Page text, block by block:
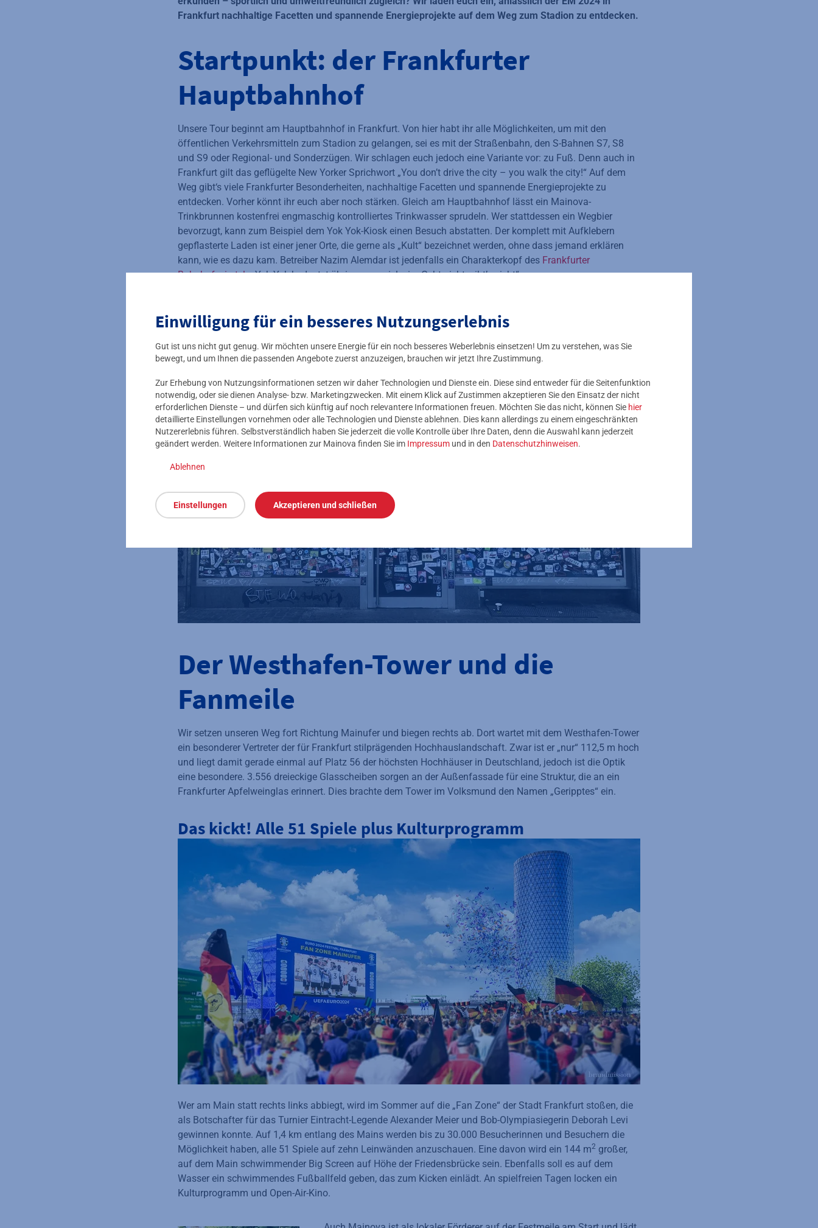
Einwilligung für ein besseres Nutzungserlebnis
Gut ist uns nicht gut genug. Wir möchten unsere Energie für ein noch besseres Weberlebnis einsetzen! Um zu verstehen, was Sie
bewegt, und um Ihnen die passenden Angebote zuerst anzuzeigen, brauchen wir jetzt Ihre Zustimmung.
Zur Erhebung von Nutzungsinformationen setzen wir daher Technologien und Dienste ein. Diese sind entweder für die Seitenfunktion
notwendig, oder sie dienen Analyse- bzw. Marketingzwecken. Mit einem Klick auf Zustimmen akzeptieren Sie den Einsatz der nicht
erforderlichen Dienste – und dürfen sich künftig auf noch relevantere Informationen freuen. Möchten Sie das nicht, können Sie hier
detaillierte Einstellungen vornehmen oder alle Technologien und Dienste ablehnen. Dies kann allerdings zu einem eingeschränkten
Nutzererlebnis führen. Selbstverständlich haben Sie jederzeit die volle Kontrolle über Ihre Daten, denn die Auswahl kann jederzeit
geändert werden. Weitere Informationen zur Mainova finden Sie im Impressum und in den Datenschutzhinweisen.
Ablehnen
Einstellungen Akzeptieren und schließen
Frankfurt nachhaltige Facetten und spannende Energieprojekte auf dem Weg zum Stadion zu entdecken.
Startpunkt: der Frankfurter
Hauptbahnhof
Unsere Tour beginnt am Hauptbahnhof in Frankfurt. Von hier habt ihr alle Möglichkeiten, um mit den
öffentlichen Verkehrsmitteln zum Stadion zu gelangen, sei es mit der Straßenbahn, den S-Bahnen S7, S8
und S9 oder Regional- und Sonderzügen. Wir schlagen euch jedoch eine Variante vor: zu Fuß. Denn auch in
Frankfurt gilt das geflügelte New Yorker Sprichwort „You don’t drive the city – you walk the city!“ Auf dem
Weg gibt‘s viele Frankfurter Besonderheiten, nachhaltige Facetten und spannende Energieprojekte zu
entdecken. Vorher könnt ihr euch aber noch stärken. Gleich am Hauptbahnhof lässt ein Mainova-
Trinkbrunnen kostenfrei engmaschig kontrolliertes Trinkwasser sprudeln. Wer stattdessen ein Wegbier
bevorzugt, kann zum Beispiel dem Yok Yok-Kiosk einen Besuch abstatten. Der komplett mit Aufklebern
gepflasterte Laden ist einer jener Orte, die gerne als „Kult“ bezeichnet werden, ohne dass jemand erklären
kann, wie es dazu kam. Betreiber Nazim Alemdar ist jedenfalls ein Charakterkopf des Frankfurter
Bahnhofsviertels. Yok Yok bedeutet übrigens so viel wie „Geht nicht, gibt’s nicht“.
Der Westhafen-Tower und die
Fanmeile
Wir setzen unseren Weg fort Richtung Mainufer und biegen rechts ab. Dort wartet mit dem Westhafen-Tower
ein besonderer Vertreter der für Frankfurt stilprägenden Hochhauslandschaft. Zwar ist er „nur“ 112,5 m hoch
und liegt damit gerade einmal auf Platz 56 der höchsten Hochhäuser in Deutschland, jedoch ist die Optik
eine besondere. 3.556 dreieckige Glasscheiben sorgen an der Außenfassade für eine Struktur, die an ein
Frankfurter Apfelweinglas erinnert. Dies brachte dem Tower im Volksmund den Namen „Geripptes“ ein.
Das kickt! Alle 51 Spiele plus Kulturprogramm
Wer am Main statt rechts links abbiegt, wird im Sommer auf die „Fan Zone“ der Stadt Frankfurt stoßen, die
als Botschafter für das Turnier Eintracht-Legende Alexander Meier und Bob-Olympiasiegerin Deborah Levi
gewinnen konnte. Auf 1,4 km entlang des Mains werden bis zu 30.000 Besucherinnen und Besuchern die
Möglichkeit haben, alle 51 Spiele auf zehn Leinwänden anzuschauen. Eine davon wird ein 144 m2 großer,
auf dem Main schwimmender Big Screen auf Höhe der Friedensbrücke sein. Ebenfalls soll es auf dem
Wasser ein schwimmendes Fußballfeld geben, das zum Kicken einlädt. An spielfreien Tagen locken ein
Kulturprogramm und Open-Air-Kino.